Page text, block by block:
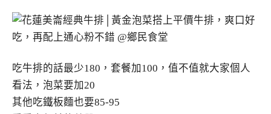
吃牛排的話最少180，套餐加100，值不值就大家個人
看法，泡菜要加20
其他吃鐵板麵也要85-95